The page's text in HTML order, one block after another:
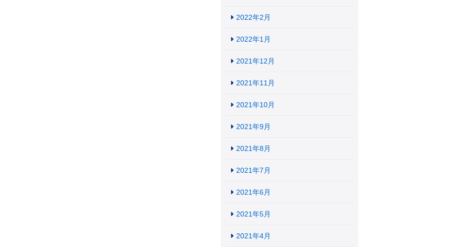
2022年2月
2022年1月
2021年12月
2021年11月
2021年10月
2021年9月
2021年8月
2021年7月
2021年6月
2021年5月
2021年4月